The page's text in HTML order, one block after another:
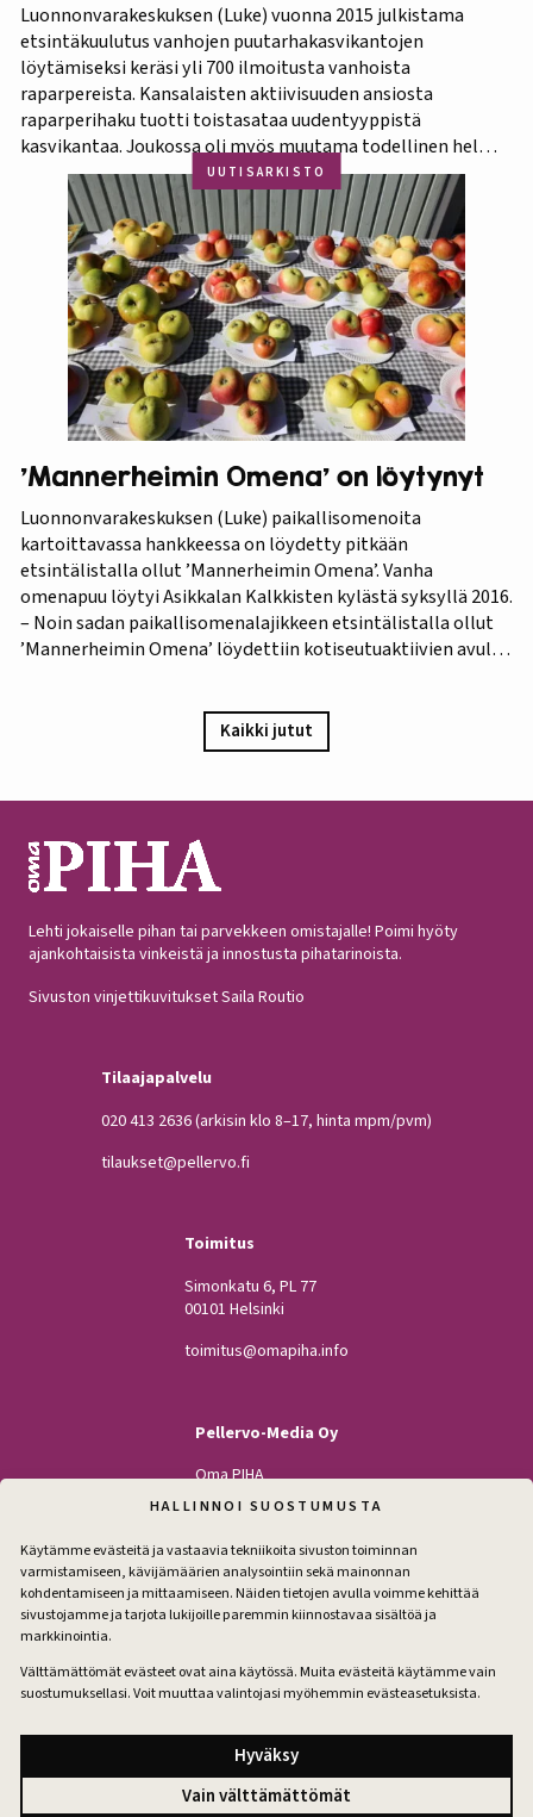
HALLINNOI SUOSTUMUSTA
Käytämme evästeitä ja vastaavia tekniikoita sivuston toiminnan
varmistamiseen, kävijämäärien analysointiin sekä mainonnan
kohdentamiseen ja mittaamiseen. Näiden tietojen avulla voimme kehittää
sivustojamme ja tarjota lukijoille paremmin kiinnostavaa sisältöä ja
markkinointia.
Välttämättömät evästeet ovat aina käytössä. Muita evästeitä käytämme vain
suostumuksellasi. Voit muuttaa valintojasi myöhemmin evästeasetuksista.
Hyväksy
Vain välttämättömät
Luonnonvarakeskuksen (Luke) vuonna 2015 julkistama
etsintäkuulutus vanhojen puutarhakasvikantojen
löytämiseksi keräsi yli 700 ilmoitusta vanhoista
raparpereista. Kansalaisten aktiivisuuden ansiosta
raparperihaku tuotti toistasataa uudentyyppistä
kasvikantaa. Joukossa oli myös muutama todellinen helmi.
Koko aineistosta jatkotutkimuksiin pääsi 375 kasvia, joista
60 prosenttia osoittautui vihreä-punavartiseksi Victoria-
lajikkeeksi. Raparperitutkimus dokumentoitiin vaihe
vaiheelta elokuvaksi ”Raparperin kadonneita geenejä
etsimässä”. Elokuvan ensiesitys ja tutkimustulosten
julkistus…
UUTISARKISTO
’Mannerheimin Omena’ on löytynyt
Luonnonvarakeskuksen (Luke) paikallisomenoita
kartoittavassa hankkeessa on löydetty pitkään
etsintälistalla ollut ’Mannerheimin Omena’. Vanha
omenapuu löytyi Asikkalan Kalkkisten kylästä syksyllä 2016.
– Noin sadan paikallisomenalajikkeen etsintälistalla ollut
’Mannerheimin Omena’ löydettiin kotiseutuaktiivien avulla.
vastaa Puutarha-lehden vuosien 1921 ja 1931 kuvauksia,
iloitsee tutkija Maarit Heinonen Lukesta.…
Kaikki jutut
Lehti jokaiselle pihan tai parvekkeen omistajalle! Poimi hyöty
ajankohtaisista vinkeistä ja innostusta pihatarinoista.
Sivuston vinjettikuvitukset Saila Routio
Tilaajapalvelu
020 413 2636(arkisin klo 8–17, hinta mpm/pvm)
tilaukset@pellervo.fi
Toimitus
Simonkatu 6, PL 77
00101 Helsinki
toimitus@omapiha.info
Pellervo-Media Oy
Oma PIHA
Kodin Pellervo
Maatilan Pellervo
Facebook
Instagram